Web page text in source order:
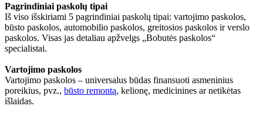
Pagrindiniai paskolų tipai
Iš viso išskiriami 5 pagrindiniai paskolų tipai: vartojimo paskolos,
būsto paskolos, automobilio paskolos, greitosios paskolos ir verslo
paskolos. Visas jas detaliau apžvelgs „Bobutės paskolos“
specialistai.
Vartojimo paskolos
Vartojimo paskolos – universalus būdas finansuoti asmeninius
poreikius, pvz., būsto remontą, kelionę, medicinines ar netikėtas
išlaidas.